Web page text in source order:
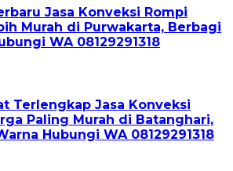
Jasa Konveksi Rompi
Murah di Purwakarta, Berbagi
WA 08129291318
Terlengkap Jasa Konveksi
Paling Murah di Batanghari,
Hubungi WA 08129291318